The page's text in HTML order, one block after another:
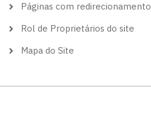
Páginas com redirecionamento
Rol de Proprietários do site
Mapa do Site